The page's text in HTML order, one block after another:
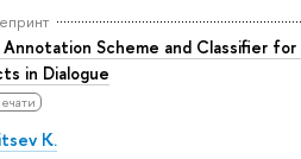
Scheme and Classifier for
in Dialogue
K.